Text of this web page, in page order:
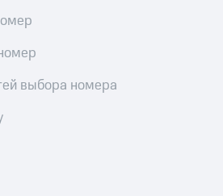
выбора номера